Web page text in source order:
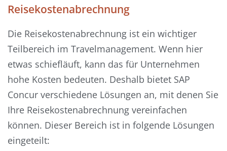
Reisekostenabrechnung
Die Reisekostenabrechnung ist ein wichtiger
Teilbereich im Travelmanagement. Wenn hier
etwas schiefläuft, kann das für Unternehmen
hohe Kosten bedeuten. Deshalb bietet SAP
Concur verschiedene Lösungen an, mit denen Sie
Ihre Reisekostenabrechnung vereinfachen
können. Dieser Bereich ist in folgende Lösungen
eingeteilt: